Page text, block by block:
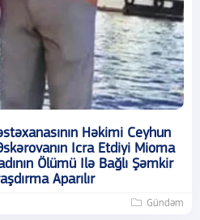
Həkimi Ceyhun
Icra Etdiyi Mioma
Ölümü Ilə Bağlı Şəmkir
Aparılır
Gündəm